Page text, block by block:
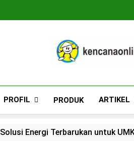
PROFIL PRODUK ARTIKEL
Energi Terbarukan untuk